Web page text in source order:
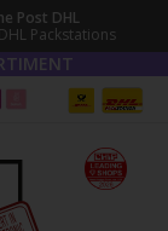
Post DHL
Packstations